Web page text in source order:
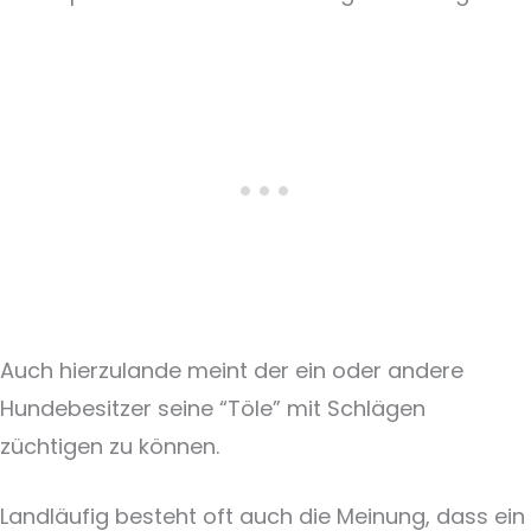
Auch hierzulande meint der ein oder andere
Hundebesitzer seine “Töle” mit Schlägen
züchtigen zu können.
Landläufig besteht oft auch die Meinung, dass ein